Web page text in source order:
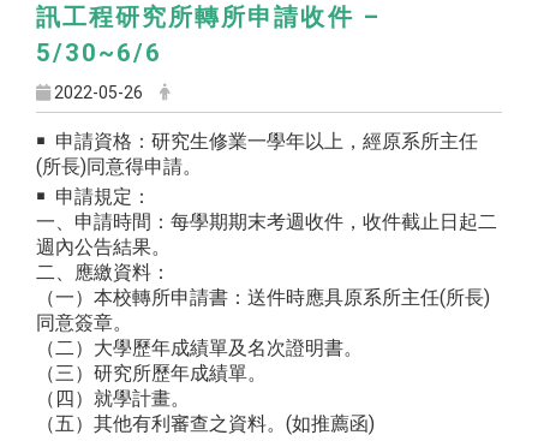
訊工程研究所轉所申請收件 –
5/30~6/6
2022-05-26
￭ 申請資格：研究生修業一學年以上，經原系所主任
(所長)同意得申請。
￭ 申請規定：
一、申請時間：每學期期末考週收件，收件截止日起二
週內公告結果。
二、應繳資料：
（一）本校轉所申請書：送件時應具原系所主任(所長)
同意簽章。
（二）大學歷年成績單及名次證明書。
（三）研究所歷年成績單。
（四）就學計畫。
（五）其他有利審查之資料。(如推薦函)